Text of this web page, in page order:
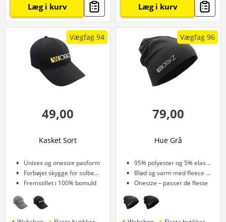
Læg i kurv Læg i kurv
Vægfag 94
49,00
Kasket Sort
Unisex og onesize pasform
Forbøjet skygge for solbeskyttelse
Fremstillet i 100% bomuld
Vægfag 96
79,00
Hue Grå
95% polyester og 5% elastan
Blød og varm med fleece foer
Onesize – passer de fleste